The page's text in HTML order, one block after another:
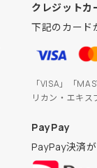
クレジットカ
下記のカード
「VISA」「
リカン・エキス
PayPay
PayPay決済